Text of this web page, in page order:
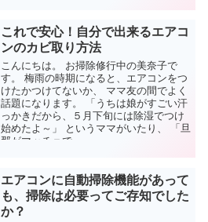
これで安心！自分で出来るエアコ
ンのカビ取り方法
こんにちは。 お掃除修行中の美奈子で
す。 梅雨の時期になると、エアコンをつ
けたかつけてないか、 ママ友の間でよく
話題になります。 「うちは娘がすごい汗
っかきだから、５月下旬には除湿でつけ
始めたよ～」 というママがいたり、 「旦
那がマッチョで...
エアコンに自動掃除機能があって
も、掃除は必要ってご存知でした
か？